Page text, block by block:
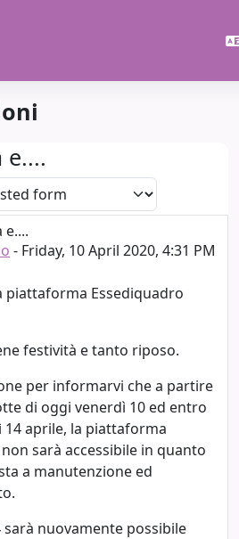
e....
e....
- Friday, 10 April 2020, 4:31 PM
0
piattaforma Essediquadro
festività e tanto riposo.
per informarvi che a partire
di oggi venerdì 10 ed entro
14 aprile, la piattaforma
sarà accessibile in quanto
a manutenzione ed
sarà nuovamente possibile